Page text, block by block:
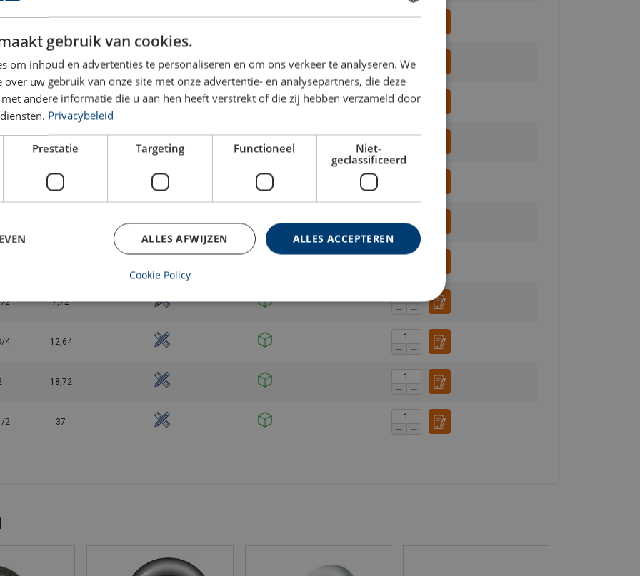
1,01
1,5
2 7,72
4 12,64
18,72
2 37
DUTCH
gebruik van cookies.
om inhoud en advertenties te personaliseren en om ons verkeer te analyseren. We
uw gebruik van onze site met onze advertentie- en analysepartners, die deze
andere informatie die u aan hen heeft verstrekt of die zij hebben verzameld door
Privacybeleid
Prestatie Targeting Functioneel
Niet-
geclassificeerd
ALLES ACCEPTEREN
ALLES AFWIJZEN
Cookie Policy